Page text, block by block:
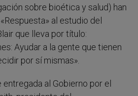
sobre bioética y salud) han
al estudio del
que lleva por título:
Ayudar a la gente que tienen
por sí mismas».
entregada al Gobierno por el